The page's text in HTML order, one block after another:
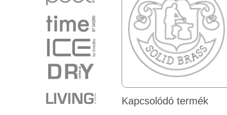
Kapcsolódó termék